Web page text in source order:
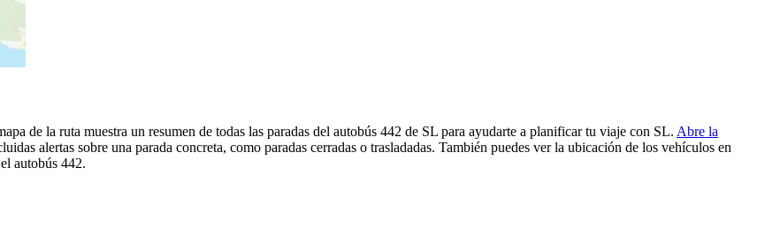
de la ruta muestra un resumen de todas las paradas del autobús 442 de SL para ayudarte a planificar tu viaje con SL. Abre la
alertas sobre una parada concreta, como paradas cerradas o trasladadas. También puedes ver la ubicación de los vehículos en
autobús 442.